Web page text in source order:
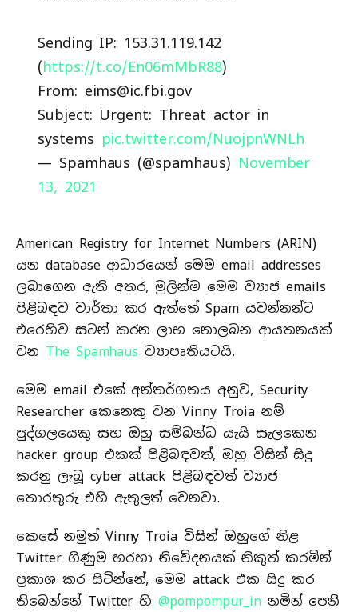
Sending IP: 153.31.119.142
(https://t.co/En06mMbR88)
From: eims@ic.fbi.gov
Subject: Urgent: Threat actor in
systems pic.twitter.com/NuojpnWNLh
— Spamhaus (@spamhaus) November
13, 2021
American Registry for Internet Numbers (ARIN)
යන database ආධාරයෙන් මෙම email addresses
ලබාගෙන ඇති අතර, මුලින්ම මෙම ව්‍යාජ emails
පිළිබඳව වාර්තා කර ඇත්තේ Spam යවන්නන්ට
එරෙහිව සටන් කරන ලාභ නොලබන ආයතනයක්
වන The Spamhaus ව්‍යාපෘතියටයි.
මෙම email එකේ අන්තර්ගතය අනුව, Security
Researcher කෙනෙකු වන Vinny Troia නම්
පුද්ගලයෙකු සහ ඔහු සම්බන්ධ යැයි සැලකෙන
hacker group එකක් පිළිබඳවත්, ඔහු විසින් සිදු
කරනු ලැබූ cyber attack පිළිබඳවත් ව්‍යාජ
තොරතුරු ‍එහි ඇතුලත් වෙනවා.
කෙසේ නමුත් Vinny Troia විසින් ඔහුගේ නිළ
Twitter ගිණුම හරහා නිවේදනයක් නිකුත් කරමින්
ප්‍රකාශ කර සිටින්නේ, මෙම attack එක සිදු කර
තිබෙන්නේ Twitter හි@pompompur_inනමින් පෙනී